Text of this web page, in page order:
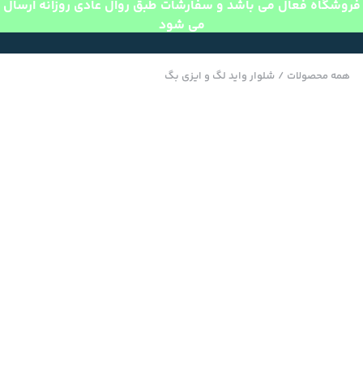
فروشگاه فعال می باشد و سفارشات طبق روال عادی روزانه ارسال
می شود
همه محصولات / شلوار واید لگ و ایزی بگ